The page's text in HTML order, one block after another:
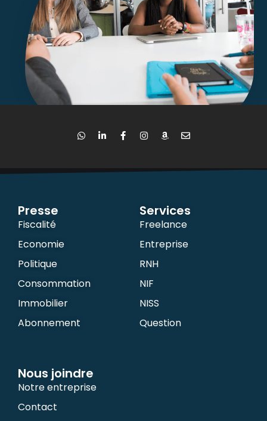
Presse
Fiscalité
Economie
Politique
Consommation
Immobilier
Abonnement
Services
Freelance
Entreprise
RNH
NIF
NISS
Question
Nous joindre
Notre entreprise
Contact